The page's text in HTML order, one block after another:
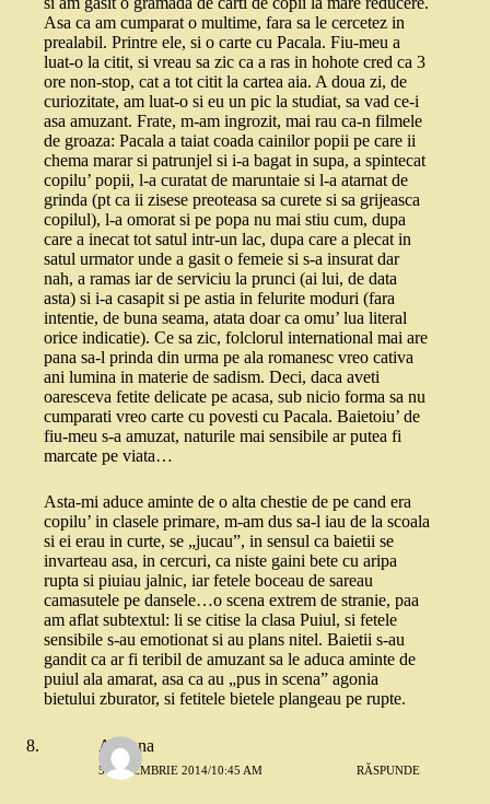
Asa ca am cumparat o multime, fara sa le cercetez in
prealabil. Printre ele, si o carte cu Pacala. Fiu-meu a
luat-o la citit, si vreau sa zic ca a ras in hohote cred ca 3
ore non-stop, cat a tot citit la cartea aia. A doua zi, de
curiozitate, am luat-o si eu un pic la studiat, sa vad ce-i
asa amuzant. Frate, m-am ingrozit, mai rau ca-n filmele
de groaza: Pacala a taiat coada cainilor popii pe care ii
chema marar si patrunjel si i-a bagat in supa, a spintecat
copilu’ popii, l-a curatat de maruntaie si l-a atarnat de
grinda (pt ca ii zisese preoteasa sa curete si sa grijeasca
copilul), l-a omorat si pe popa nu mai stiu cum, dupa
care a inecat tot satul intr-un lac, dupa care a plecat in
satul urmator unde a gasit o femeie si s-a insurat dar
nah, a ramas iar de serviciu la prunci (ai lui, de data
asta) si i-a casapit si pe astia in felurite moduri (fara
intentie, de buna seama, atata doar ca omu’ lua literal
orice indicatie). Ce sa zic, folclorul international mai are
pana sa-l prinda din urma pe ala romanesc vreo cativa
ani lumina in materie de sadism. Deci, daca aveti
oaresceva fetite delicate pe acasa, sub nicio forma sa nu
cumparati vreo carte cu povesti cu Pacala. Baietoiu’ de
fiu-meu s-a amuzat, naturile mai sensibile ar putea fi
marcate pe viata…
Asta-mi aduce aminte de o alta chestie de pe cand era
copilu’ in clasele primare, m-am dus sa-l iau de la scoala
si ei erau in curte, se „jucau”, in sensul ca baietii se
invarteau asa, in cercuri, ca niste gaini bete cu aripa
rupta si piuiau jalnic, iar fetele boceau de sareau
camasutele pe dansele…o scena extrem de stranie, paa
am aflat subtextul: li se citise la clasa Puiul, si fetele
sensibile s-au emotionat si au plans nitel. Baietii s-au
gandit ca ar fi teribil de amuzant sa le aduca aminte de
puiul ala amarat, asa ca au „pus in scena” agonia
bietului zburator, si fetitele bietele plangeau pe rupte.
Adriana
5 DECEMBRIE 2014/10:45 AM RĂSPUNDE